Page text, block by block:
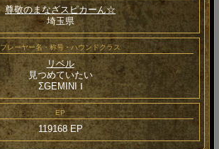
尊敬のまなざスピカーん☆
埼玉県
プレーヤー名・称号・ハウンドクラス
リベル
見つめていたい
ΣGEMINI Ⅰ
EP
119168 EP